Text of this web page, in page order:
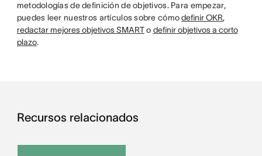
metodologías de definición de objetivos. Para empezar,
puedes leer nuestros artículos sobre cómodefinir OKR,
redactar mejores objetivos SMARTo definir objetivos a corto
plazo.
Recursos relacionados